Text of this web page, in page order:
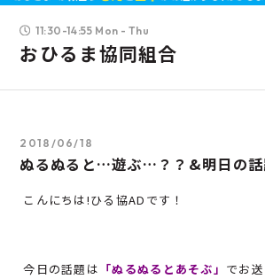
11:30-14:55 Mon - Thu
おひるま協同組合
2018/06/18
ぬるぬると…遊ぶ…？？&明日の話
こんにちは!ひる協ADです！
今日の話題は 「ぬるぬるとあそぶ」 でお